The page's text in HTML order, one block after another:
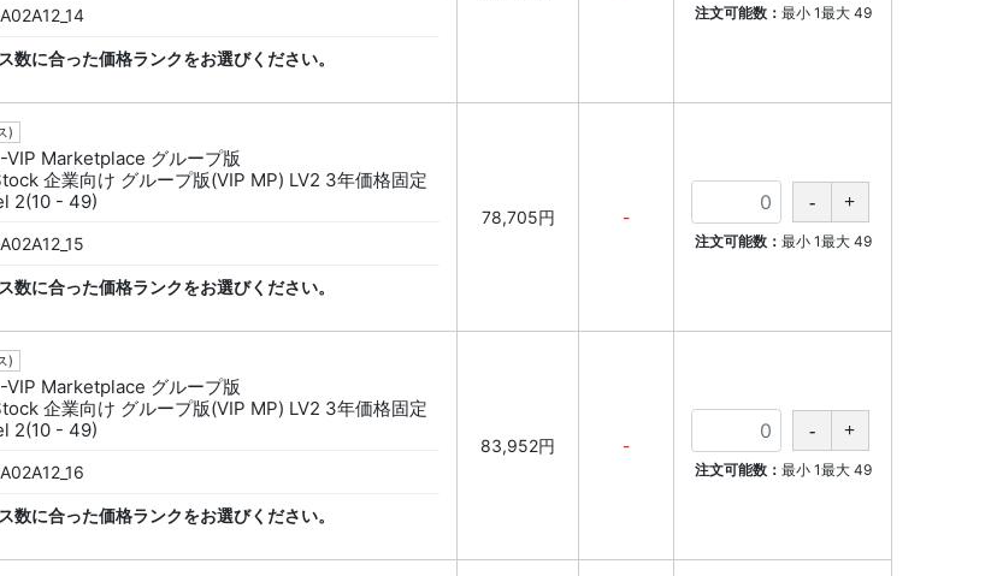
数に合った価格ランクをお選びください。
注文可能数： 最小 1最大 49
)
Marketplace グループ版
企業向け グループ版(VIP MP) LV2 3年価格固定
2(10 - 49)
数に合った価格ランクをお選びください。
78,705円 -
注文可能数： 最小 1最大 49
)
Marketplace グループ版
企業向け グループ版(VIP MP) LV2 3年価格固定
2(10 - 49)
数に合った価格ランクをお選びください。
83,952円 -
注文可能数： 最小 1最大 49